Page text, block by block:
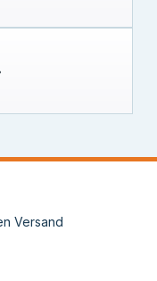
Versand